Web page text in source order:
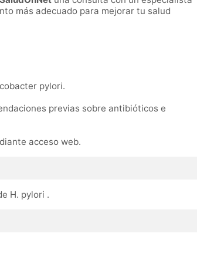
más adecuado para mejorar tu salud
pylori.
previas sobre antibióticos e
acceso web.
H. pylori .